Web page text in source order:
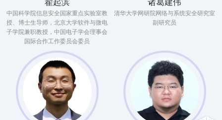
翟起滨
中国科学院信息安全国家重点实验室教
授、博士生导师，北京大学软件与微电
子学院兼职教授，中国电子学会理事会
国际合作工作委员会委员
诸葛建伟
清华大学网研院网络与系统安全研究室
副研究员